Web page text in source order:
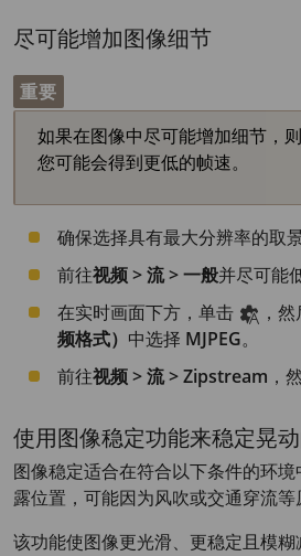
尽可能增加图像细节
重要
如果在图像中尽可能增加细节，
您可能会得到更低的帧速。
确保选择具有最大分辨率的取景
前往视频 > 流 > 一般并尽可能
在实时画面下方，单击
，
频格式） 中选择 MJPEG。
前往视频 > 流 > Zipstream ，
使用图像稳定功能来稳定晃
图像稳定适合在符合以下条件的环
露位置，可能因为风吹或交通穿流等
该功能使图像更光滑、更稳定且模